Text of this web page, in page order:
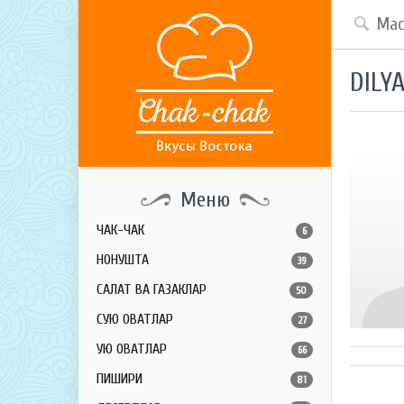
Меню
ЧАК-ЧАК 6
НОНУШТА 39
САЛАТ ВА ГАЗАКЛАР 50
СУЮҚ ОВҚАТЛАР 27
ҚУЮҚ ОВҚАТЛАР 66
ПИШИРИҚ 81